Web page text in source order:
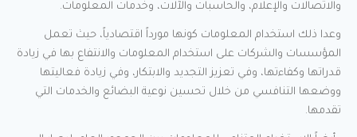
والاتصالات والإعلام، والحاسبات والآلات، وخدمات المعلومات.
وعدا ذلك استخدام المعلومات كونها مورداً اقتصادياً، حيث تعمل
المؤسسات والشركات على استخدام المعلومات والانتفاع بها في زيادة
قدراتها وكفاءتها، وفي تعزيز التجديد والابتكار، وفي زيادة فعاليتها
ووضعها التنافسي من خلال تحسين نوعية البضائع والخدمات التي
تقدمها.